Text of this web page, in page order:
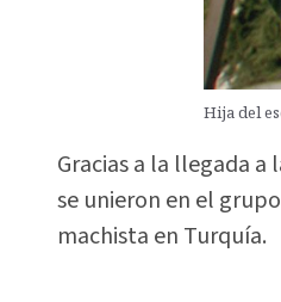
Hija del
Gracias a la llegada
se unieron en el
machista en Turquía.